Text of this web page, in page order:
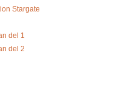
Stargate
del 1
del 2